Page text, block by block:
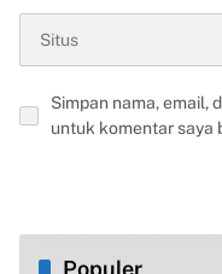
Simpan nama, email,
untuk komentar saya
Populer